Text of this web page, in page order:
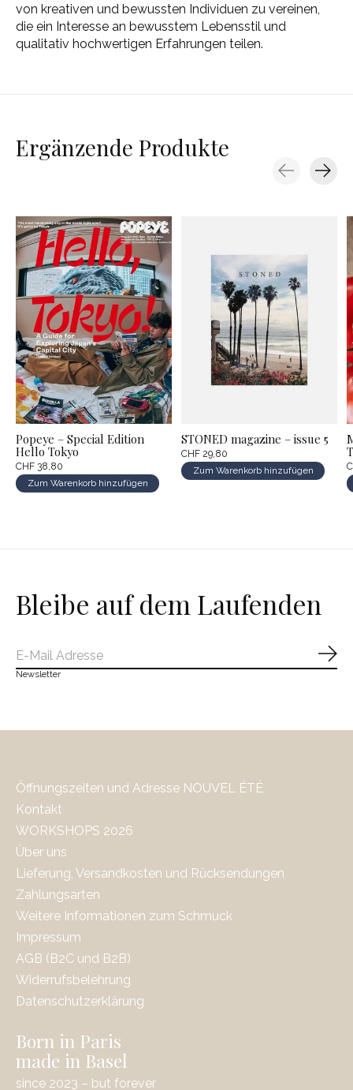
von kreativen und bewussten Individuen zu vereinen,
die ein Interesse an bewusstem Lebensstil und
qualitativ hochwertigen Erfahrungen teilen.
Ergänzende Produkte
Popeye – Special Edition
Hello Tokyo
CHF 38,80
Zum Warenkorb hinzufügen
STONED magazine – issue 5
CHF 29,80
Zum Warenkorb hinzufügen
Bleibe auf dem Laufenden
Newsletter
Öffnungszeiten und Adresse NOUVEL ÉTÉ
Kontakt
WORKSHOPS 2026
Über uns
Lieferung, Versandkosten und Rücksendungen
Zahlungsarten
Weitere Informationen zum Schmuck
Impressum
AGB (B2C und B2B)
Widerrufsbelehrung
Datenschutzerklärung
Born in Paris
made in Basel
since 2023 – but forever